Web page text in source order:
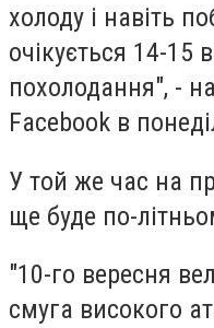
холоду і навіть
очікується 14-15
похолодання", -
Facebook в
У той же час на
ще буде по-
"10-го вересня
смуга високого